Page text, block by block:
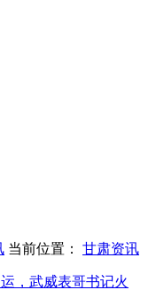
当前位置： 甘肃资讯
，武威表哥书记火